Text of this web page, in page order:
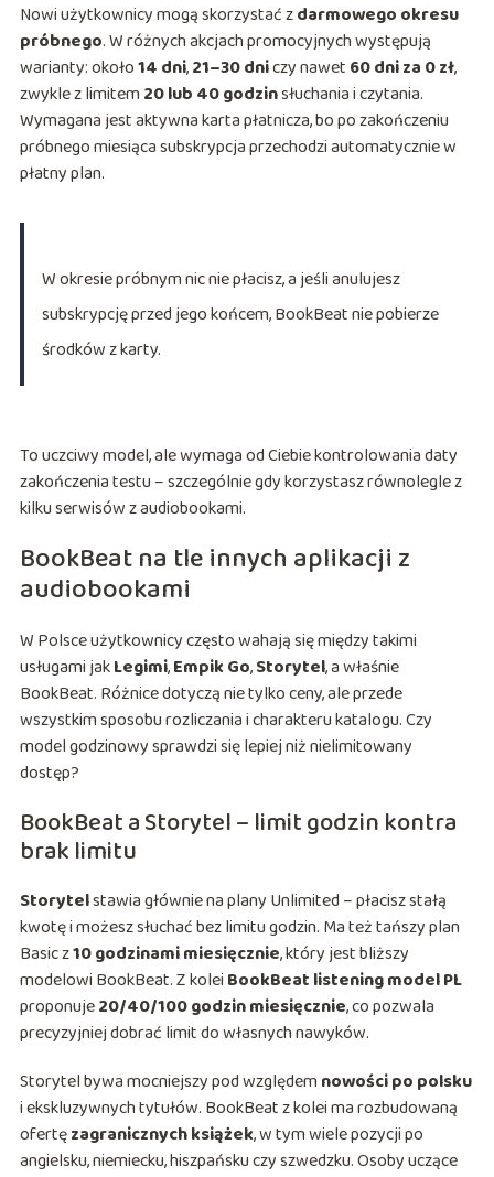
Nowi użytkownicy mogą skorzystać zdarmowego okresu
próbnego. W różnych akcjach promocyjnych występują
warianty: około14 dni,21–30 dniczy nawet 60 dni za 0 zł,
zwykle z limitem20 lub 40 godzinsłuchania i czytania.
Wymagana jest aktywna karta płatnicza, bo po zakończeniu
próbnego miesiąca subskrypcja przechodzi automatycznie w
płatny plan.
W okresie próbnym nic nie płacisz, a jeśli anulujesz
subskrypcję przed jego końcem, BookBeat nie pobierze
środków z karty.
To uczciwy model, ale wymaga od Ciebie kontrolowania daty
zakończenia testu – szczególnie gdy korzystasz równolegle z
kilku serwisów z audiobookami.
BookBeat na tle innych aplikacji z
audiobookami
W Polsce użytkownicy często wahają się między takimi
usługami jakLegimi,Empik Go,Storytel, a właśnie
BookBeat. Różnice dotyczą nie tylko ceny, ale przede
wszystkim sposobu rozliczania i charakteru katalogu. Czy
model godzinowy sprawdzi się lepiej niż nielimitowany
dostęp?
BookBeat a Storytel – limit godzin kontra
brak limitu
Storytelstawia głównie na plany Unlimited – płacisz stałą
kwotę i możesz słuchać bez limitu godzin. Ma też tańszy plan
Basic z10 godzinami miesięcznie, który jest bliższy
modelowi BookBeat. Z kolei BookBeat listening model PL
proponuje20/40/100 godzin miesięcznie, co pozwala
precyzyjniej dobrać limit do własnych nawyków.
Storytel bywa mocniejszy pod względemnowości po polsku
i ekskluzywnych tytułów. BookBeat z kolei ma rozbudowaną
ofertęzagranicznych książek, w tym wiele pozycji po
angielsku, niemiecku, hiszpańsku czy szwedzku. Osoby uczące